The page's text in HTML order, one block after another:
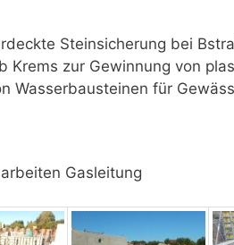
Steinsicherung bei
Krems zur Gewinnung von
Wasserbausteinen für
Gasleitung